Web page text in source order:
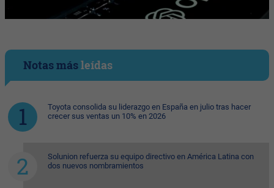
Notas másleídas
Toyota consolida su liderazgo en España en julio tras hacer
crecer sus ventas un 10% en 2026
Solunion refuerza su equipo directivo en América Latina con
dos nuevos nombramientos